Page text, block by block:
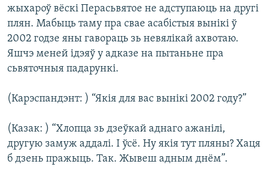
жыхароў вёскі Перасьвятое не адступаюць на другі
плян. Мабыць таму пра свае асабістыя вынікі ў
2002 годзе яны гавораць зь невялікай ахвотаю.
Яшчэ меней ідэяў у адказе на пытаньне пра
сьвяточныя падарункі.
(Карэспандэнт: ) “Якія для вас вынікі 2002 году?”
(Казак: ) “Хлопца зь дзеўкай аднаго ажанілі,
другую замуж аддалі. І ўсё. Ну якія тут пляны? Хаця
б дзень пражыць. Так. Жывеш адным днём”.